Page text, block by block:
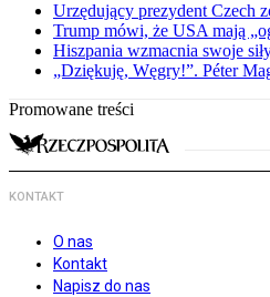
Urzędujący prezydent Czech
Trump mówi, że USA mają
Hiszpania wzmacnia swoje
„Dziękuję, Węgry!”. Péter
Promowane treści
KONTAKT
O nas
Kontakt
Napisz do nas